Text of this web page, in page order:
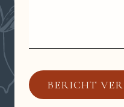
BERICHT